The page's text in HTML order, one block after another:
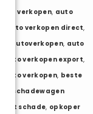
verkopen, auto
auto verkopen direct,
autoverkopen, auto
auto verkopen export,
auto verkopen, beste
schadewagen
met schade, opkoper